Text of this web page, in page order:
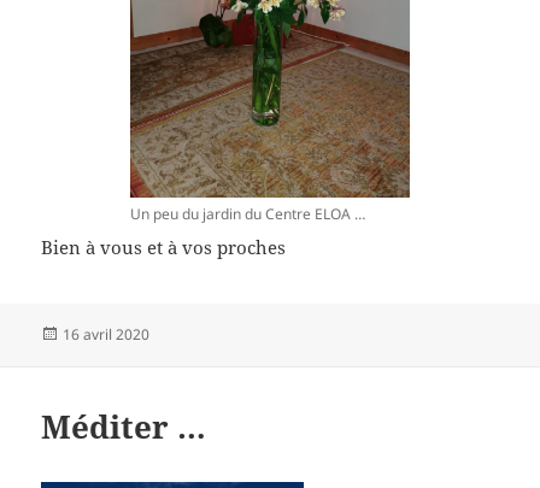
Un peu du jardin du Centre ELOA …
Bien à vous et à vos proches
Publié
16 avril 2020
Méditer …